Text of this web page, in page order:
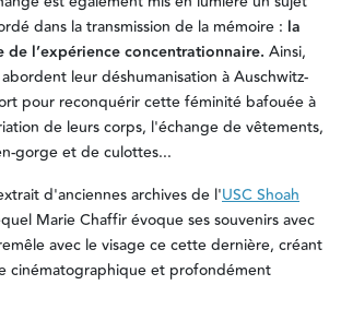
dans la transmission de la mémoire : la
l’expérience concentrationnaire. Ainsi,
leur déshumanisation à Auschwitz-
pour reconquérir cette féminité bafouée à
de leurs corps, l'échange de vêtements,
gorge et de culottes...
d'anciennes archives de l'USC Shoah
Marie Chaffir évoque ses souvenirs avec
avec le visage ce cette dernière, créant
cinématographique et profondément